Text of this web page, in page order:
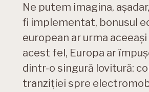
Ne putem imagina,
fi implementat, bonusul
european ar urma aceeași
acest fel, Europa ar
dintr-o singură lovitură:
tranziției spre